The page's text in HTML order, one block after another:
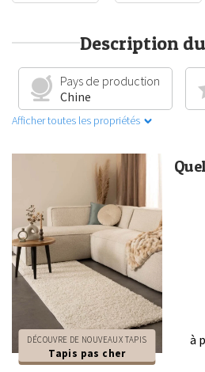
Description
Pays de production
Chine
Afficher toutes les propriétés
DÉCOUVRE DE NOUVEAUX TAPIS
Tapis pas cher
à